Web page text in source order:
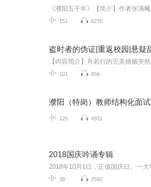
151 6276
101 856
濮阳（特岗）教师结构化面试
125 4931
2018国庆吟诵专辑
38 2592